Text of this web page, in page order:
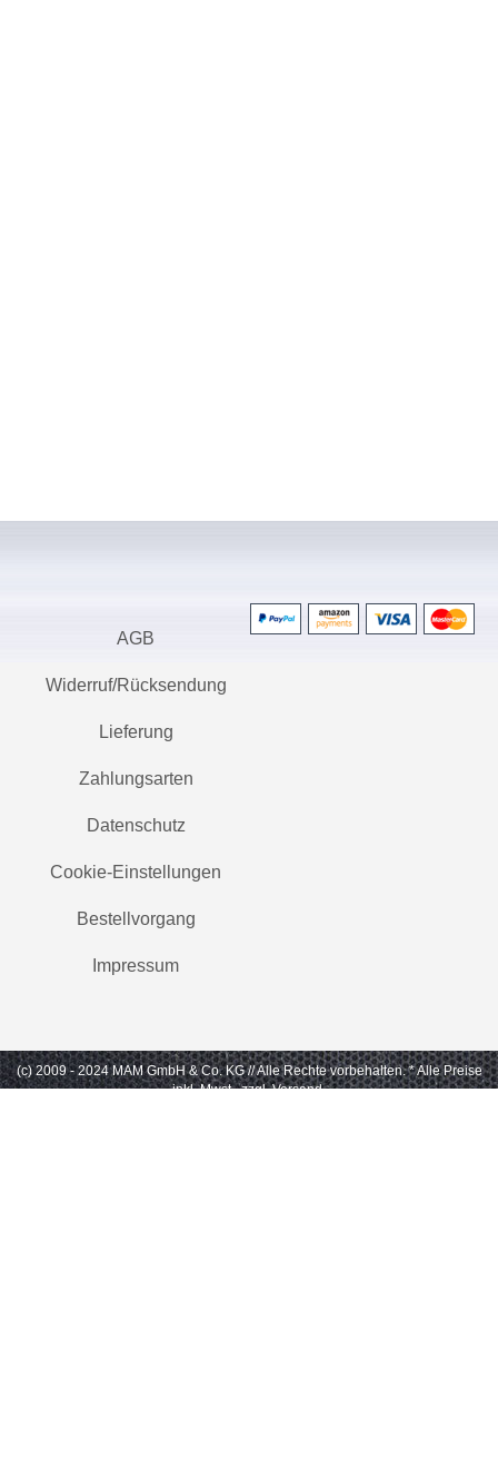
AGB
Widerruf/Rücksendung
Lieferung
Zahlungsarten
Datenschutz
Cookie-Einstellungen
Bestellvorgang
Impressum
(c) 2009 - 2024 MAM GmbH & Co. KG // Alle Rechte vorbehalten. * Alle Preise
inkl. Mwst., zzgl. Versand.